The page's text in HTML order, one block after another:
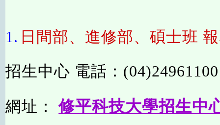
1. 日間部、進修部、碩士班
招生中心 電話：
網址：修平科技大學招生中